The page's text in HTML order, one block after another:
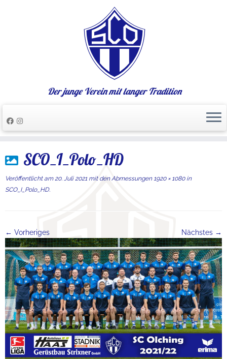
Inhalt
Der junge Verein mit langer Tradition
SCO_I_Polo_HD
Veröffentlicht am 20. Juli 2021 mit den Abmessungen1920 × 1080in
SCO_I_Polo_HD.
← Vorheriges Nächstes →